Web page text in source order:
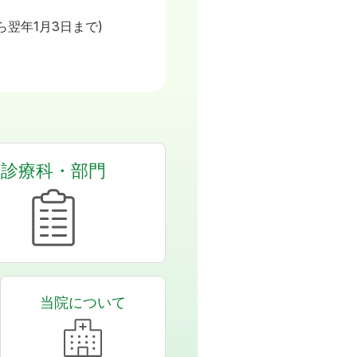
翌年1月3日まで)
診療科・部門
当院について